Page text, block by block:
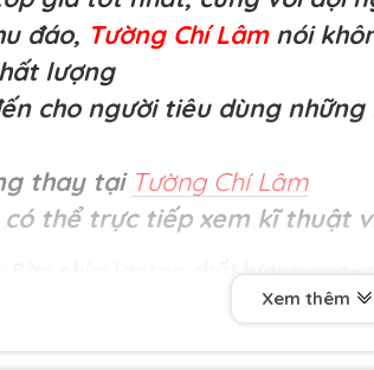
đáo, Tường Chí Lâm nói
lượng
cho người tiêu dùng
thay tại Tường Chí Lâm
có thể trực tiếp xem kĩ thuật
Bàn phím laptop chất lượng cao-
và dịch vụ: Bảo hành dài hạn 9
lỗi của nhà sản xuất như liệt
Xem thêm